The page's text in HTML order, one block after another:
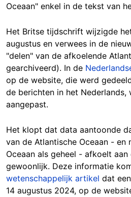
Oceaan" enkel in de tekst van
Het Britse tijdschrift wijzigde
augustus en verwees in de
"delen" van de afkoelende
gearchiveerd). In de
op de website, die werd
de berichten in het Nederlands,
aangepast.
Het klopt dat data aantoonde
van de Atlantische Oceaan - en
Oceaan als geheel - afkoelt
gewoonlijk. Deze informatie
wetenschappelijk artikel dat
14 augustus 2024, op de